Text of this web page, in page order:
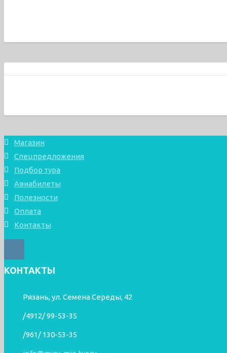
Магазин
Спецпредложения
Подбор тура
Авиабилеты
Полезности
Оплата
Контакты
КОНТАКТЫ
Рязань, ул. Семена Середы, 42
/4912/ 99-53-35
/961/ 130-53-35